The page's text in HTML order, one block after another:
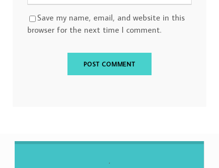
Save my name, email, and website in this
browser for the next time I comment.
.